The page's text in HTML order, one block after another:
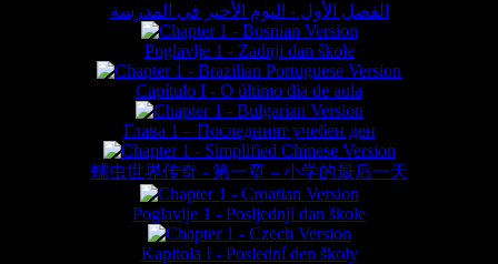
الفصل الأول - اليوم الأخير في المدرسة
Poglavlje 1 - Zadnji dan škole
Capítulo I - O último dia de aula
Глава 1 – Последният учебен ден
蠕虫世界传奇 - 第一章 – 小学的最后一天
Poglavlje 1 - Posljednji dan škole
Kapitola I - Poslední den školy